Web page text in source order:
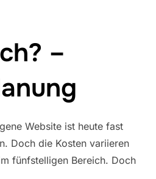
–
Website ist heute fast
Doch die Kosten variieren
fünfstelligen Bereich. Doch